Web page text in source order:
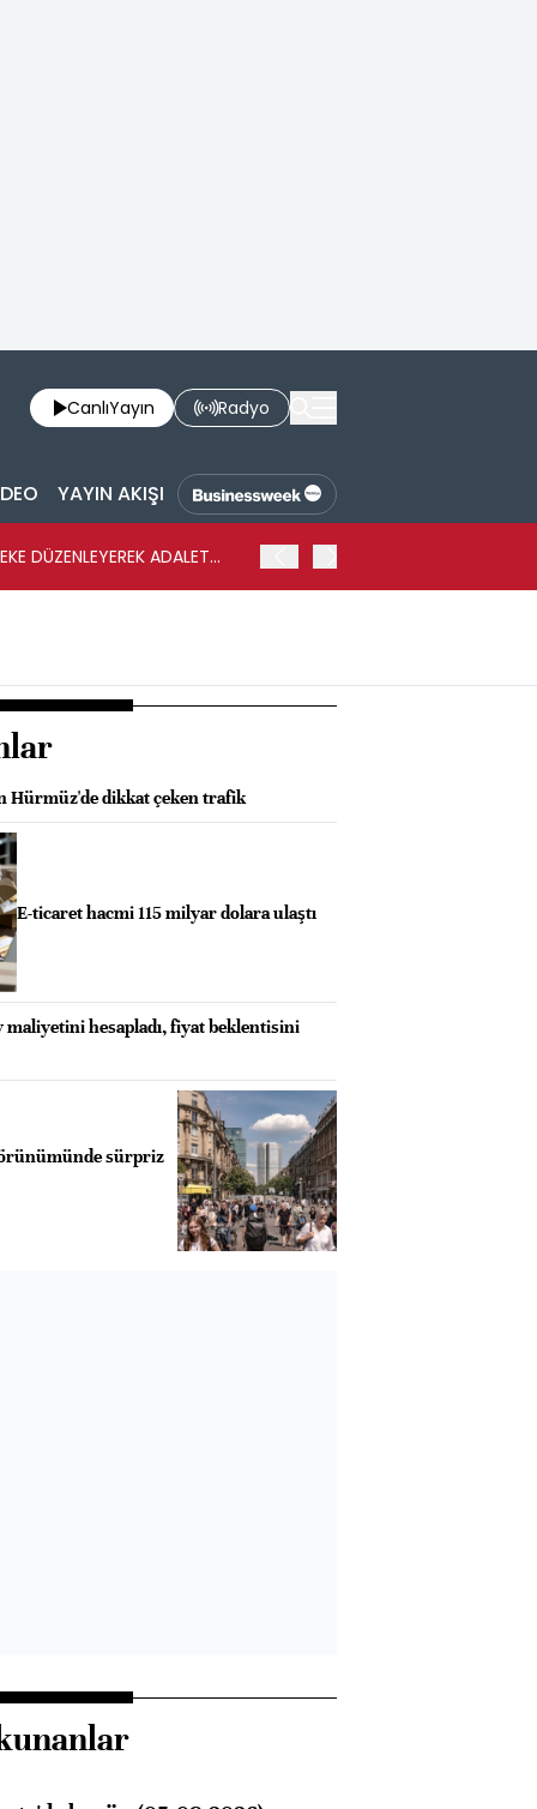
CanlıYayın Radyo
YAYIN AKIŞI
DÜZENLEYEREK ADALET
Hürmüz'de dikkat çeken trafik
E-ticaret hacmi 115 milyar dolara ulaştı
maliyetini hesapladı, fiyat beklentisini
sürpriz